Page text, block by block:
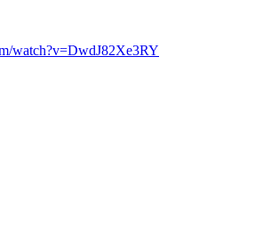
watch?v=DwdJ82Xe3RY